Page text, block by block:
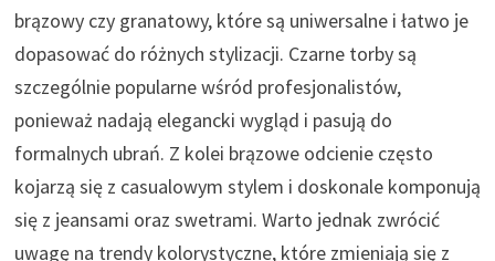
brązowy czy granatowy, które są uniwersalne i łatwo je
dopasować do różnych stylizacji. Czarne torby są
szczególnie popularne wśród profesjonalistów,
ponieważ nadają elegancki wygląd i pasują do
formalnych ubrań. Z kolei brązowe odcienie często
kojarzą się z casualowym stylem i doskonale komponują
się z jeansami oraz swetrami. Warto jednak zwrócić
uwagę na trendy kolorystyczne, które zmieniają się z